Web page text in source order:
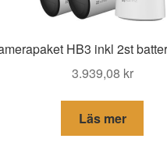
HB3 inkl 2st
3.939,08 kr
Läs mer